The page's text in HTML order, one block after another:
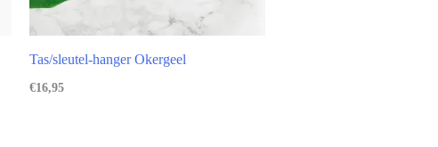
Tas/sleutel-hanger Okergeel
€16,95